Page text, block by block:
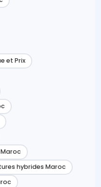
et Prix
hybrides Maroc